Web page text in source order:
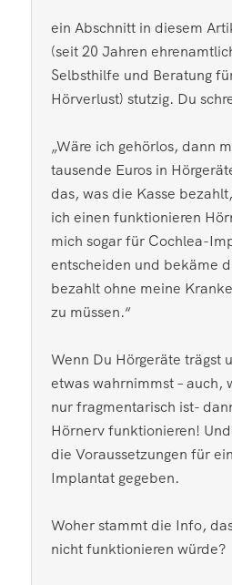
ein Abschnitt in diesem
(seit 20 Jahren
Selbsthilfe und Beratung
Hörverlust) stutzig. Du
„Wäre ich gehörlos, dann
tausende Euros in
das, was die Kasse
ich einen funktionieren
mich sogar für Cochlea-
entscheiden und bekäme
bezahlt ohne meine
zu müssen.“
Wenn Du Hörgeräte trägst
etwas wahrnimmst – auch,
nur fragmentarisch ist-
Hörnerv funktionieren!
die Voraussetzungen für
Implantat gegeben.
Woher stammt die Info,
nicht funktionieren würde?